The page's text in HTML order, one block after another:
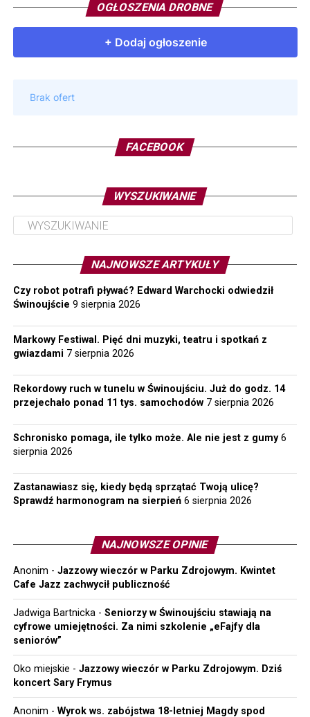
OGŁOSZENIA DROBNE
FACEBOOK
WYSZUKIWANIE
NAJNOWSZE ARTYKUŁY
Czy robot potrafi pływać? Edward Warchocki odwiedził
Świnoujście 9 sierpnia 2026
Markowy Festiwal. Pięć dni muzyki, teatru i spotkań z
gwiazdami 7 sierpnia 2026
Rekordowy ruch w tunelu w Świnoujściu. Już do godz. 14
przejechało ponad 11 tys. samochodów 7 sierpnia 2026
Schronisko pomaga, ile tylko może. Ale nie jest z gumy 6
sierpnia 2026
Zastanawiasz się, kiedy będą sprzątać Twoją ulicę?
Sprawdź harmonogram na sierpień 6 sierpnia 2026
NAJNOWSZE OPINIE
Anonim - Jazzowy wieczór w Parku Zdrojowym. Kwintet
Cafe Jazz zachwycił publiczność
Jadwiga Bartnicka- Seniorzy w Świnoujściu stawiają na
cyfrowe umiejętności. Za nimi szkolenie „eFajfy dla
seniorów”
Oko miejskie - Jazzowy wieczór w Parku Zdrojowym. Dziś
koncert Sary Frymus
Anonim - Wyrok ws. zabójstwa 18-letniej Magdy spod